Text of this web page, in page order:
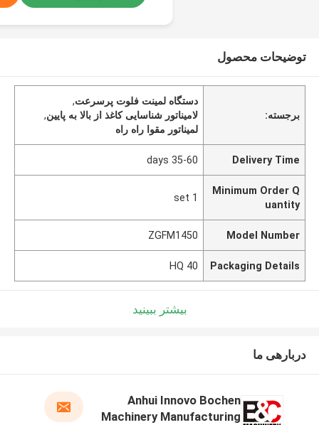
توضیحات محصول
برجسته:
دستگاه لمینت فلوت پرسرعت,
لامیناتور شناسایی کاغذ از بالا به پایین,
لمیناتور مقوا راه راه
Delivery Time
35-60 days
Minimum Order Q
uantity
1 set
Model Number
ZGFM1450
Packaging Details
40 HQ
بیشتر ببینید
دربارهی ما
Anhui Innovo Bochen
Machinery Manufacturing